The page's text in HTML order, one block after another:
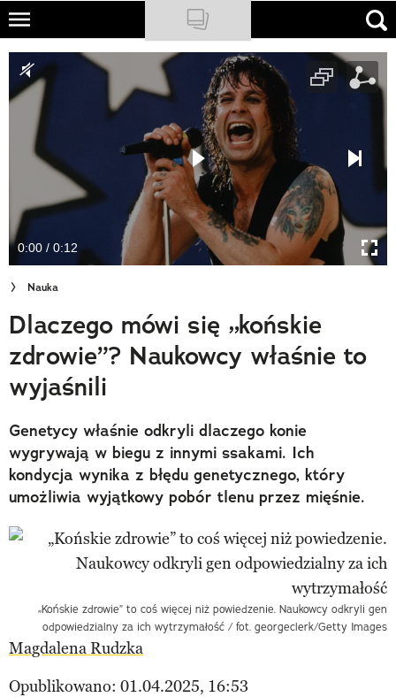
Skip
main
content
NATIONAL GEOGRAPHIC
TRAVELER
PODCASTY
Newsletter
Cuda Polski
Wielki Konkurs Fotograficzny
Trendbook Podróżniczy
Polecane
0:00 / 0:12
Nauka
Dlaczego mówi się „końskie
zdrowie”? Naukowcy właśnie to
wyjaśnili
Genetycy właśnie odkryli dlaczego konie
wygrywają w biegu z innymi ssakami. Ich
kondycja wynika z błędu genetycznego, który
umożliwia wyjątkowy pobór tlenu przez mięśnie.
„Końskie zdrowie” to coś więcej niż powiedzenie. Naukowcy odkryli gen
odpowiedzialny za ich wytrzymałość / fot. georgeclerk/Getty Images
Magdalena Rudzka
Opublikowano: 01.04.2025, 16:53